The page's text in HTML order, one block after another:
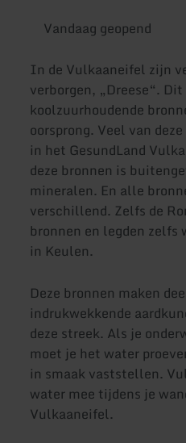
Vandaag geopend
In de Vulkaaneifel zijn
verborgen, „Dreese“.
koolzuurhoudende
oorsprong. Veel van
in het GesundLand
deze bronnen is
mineralen. En alle
verschillend. Zelfs de
bronnen en legden
in Keulen.
Deze bronnen maken
indrukwekkende
deze streek. Als je
moet je het water
in smaak vaststellen.
water mee tijdens je
Vulkaaneifel.